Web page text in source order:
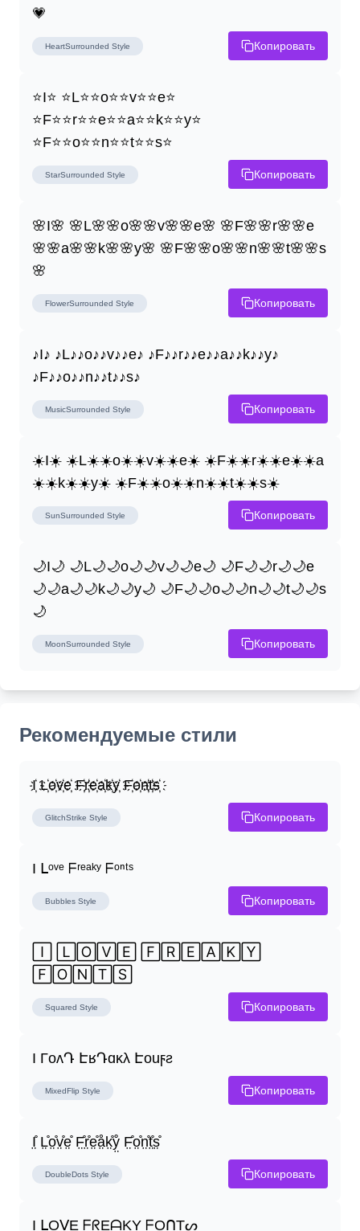
💗
HeartSurrounded Style Копировать
⭐I⭐ ⭐L⭐⭐o⭐⭐v⭐⭐e⭐
⭐F⭐⭐r⭐⭐e⭐⭐a⭐⭐k⭐⭐y⭐
⭐F⭐⭐o⭐⭐n⭐⭐t⭐⭐s⭐
StarSurrounded Style Копировать
🌸I🌸 🌸L🌸🌸o🌸🌸v🌸🌸e🌸 🌸F🌸🌸r🌸🌸e
🌸🌸a🌸🌸k🌸🌸y🌸 🌸F🌸🌸o🌸🌸n🌸🌸t🌸🌸s
🌸
FlowerSurrounded Style Копировать
♪I♪ ♪L♪♪o♪♪v♪♪e♪ ♪F♪♪r♪♪e♪♪a♪♪k♪♪y♪
♪F♪♪o♪♪n♪♪t♪♪s♪
MusicSurrounded Style Копировать
☀️I☀️ ☀️L☀️☀️o☀️☀️v☀️☀️e☀️ ☀️F☀️☀️r☀️☀️e☀️☀️a
☀️☀️k☀️☀️y☀️ ☀️F☀️☀️o☀️☀️n☀️☀️t☀️☀️s☀️
SunSurrounded Style Копировать
🌙I🌙 🌙L🌙🌙o🌙🌙v🌙🌙e🌙 🌙F🌙🌙r🌙🌙e
🌙🌙a🌙🌙k🌙🌙y🌙 🌙F🌙🌙o🌙🌙n🌙🌙t🌙🌙s
🌙
MoonSurrounded Style Копировать
Рекомендуемые стили
I҉ L҉o҉v҉e҉ F҉r҉e҉a҉k҉y҉ F҉o҉n҉t҉s҉
GlitchStrike Style Копировать
I ᒪᵒᵛᵉ ᖴʳᵉᵃᵏʸ ᖴᵒⁿᵗˢ
Bubbles Style Копировать
🄸 🄻🄾🅅🄴 🄵🅁🄴🄰🄺🅈
🄵🄾🄽🅃🅂
Squared Style Копировать
I ΓoʌԴ ԷʁԴɑĸλ Էouϝƨ
MixedFlip Style Копировать
I̤̊ L̤̊o̤̊v̤̊e̤̊ F̤̊r̤̊e̤̊å̤k̤̊ẙ̤ F̤̊o̤̊n̤̊t̤̊s̤̊
DoubleDots Style Копировать
I ᒪOᐯE ᖴᖇEᗩKY ᖴOᑎTᔕ